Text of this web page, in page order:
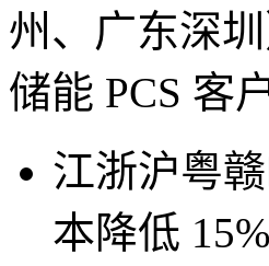
州、广东深
储能 PCS 客户
江浙沪粤
本降低